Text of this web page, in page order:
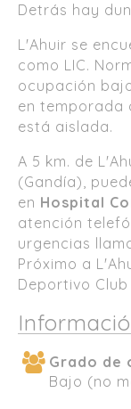
Detrás hay
L'Ahuir se
como LIC.
ocupación
en temporada
está aislada.
A 5 km. de
(Gandía),
en Hospital
atención
urgencias
Próximo a
Deportivo
Grado de
Bajo (no